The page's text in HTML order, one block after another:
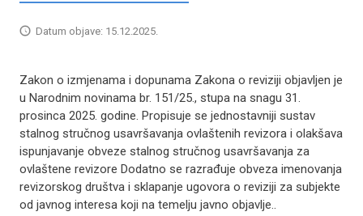
Datum objave: 15.12.2025.
Zakon o izmjenama i dopunama Zakona o reviziji objavljen je
u Narodnim novinama br. 151/25., stupa na snagu 31.
prosinca 2025. godine. Propisuje se jednostavniji sustav
stalnog stručnog usavršavanja ovlaštenih revizora i olakšava
ispunjavanje obveze stalnog stručnog usavršavanja za
ovlaštene revizore Dodatno se razrađuje obveza imenovanja
revizorskog društva i sklapanje ugovora o reviziji za subjekte
od javnog interesa koji na temelju javno objavlje..